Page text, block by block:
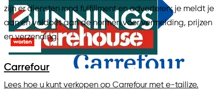
zijn er diensten rond fulfillment en adverteren; je meldt je
aan en voldoet aan de normen voor vermelding, prijzen
en verzending.
Carrefour
Lees hoe u kunt verkopen op Carrefour met e-tailize.